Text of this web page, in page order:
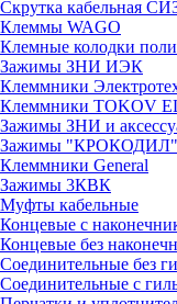
Скрутка кабельная
Клеммы WAGO
Клемные колодки
Зажимы ЗНИ ИЭК
Клеммники
Клеммники TOKOV
Зажимы ЗНИ и
Зажимы "КРОКОДИЛ"
Клеммники General
Зажимы 3КВК
Муфты кабельные
Концевые с
Концевые без
Соединительные без
Соединительные с